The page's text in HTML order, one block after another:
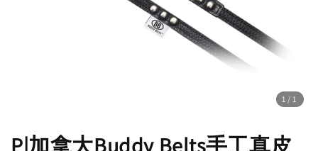
1 /1
P|加拿大Buddy Belts手工真皮